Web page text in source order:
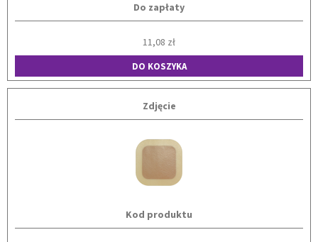
Do zapłaty
11,08 zł
DO KOSZYKA
Zdjęcie
Kod produktu